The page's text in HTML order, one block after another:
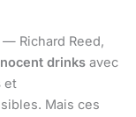
Richard Reed,
drinks avec
et
Mais ces